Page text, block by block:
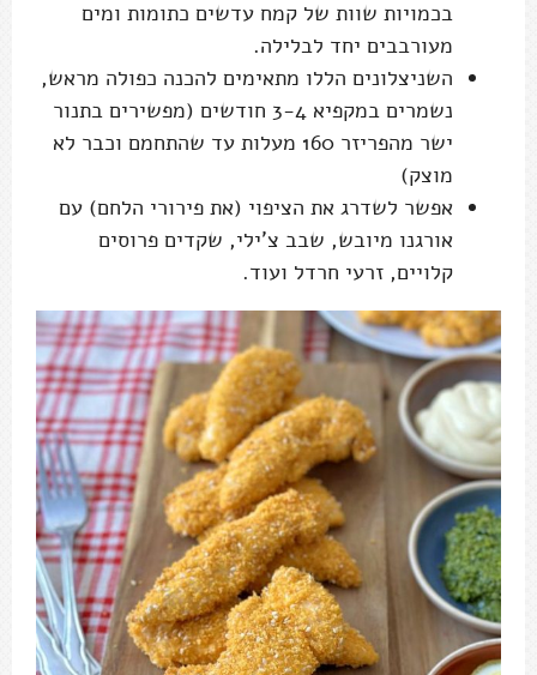
אפשר לשדרג את הציפוי (את פירורי הלחם) עם
אורגנו מיובש, שבב צ'ילי, שקדים פרוסים
קלויים, זרעי חרדל ועוד.